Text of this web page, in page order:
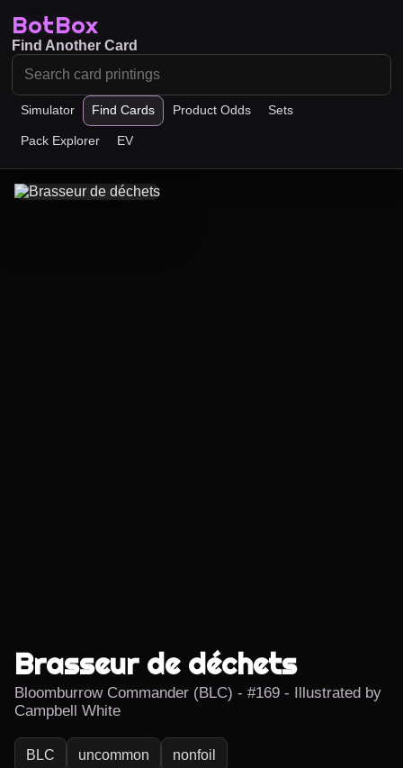
BotBox
Simulator Find Cards Product Odds Sets
Pack Explorer EV
Find Another Card
Brasseur de déchets
Bloomburrow Commander (BLC) - #169 - Illustrated by
Campbell White
BLC uncommon nonfoil